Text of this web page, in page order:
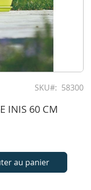
SKU 58300
INIS 60 CM
au panier